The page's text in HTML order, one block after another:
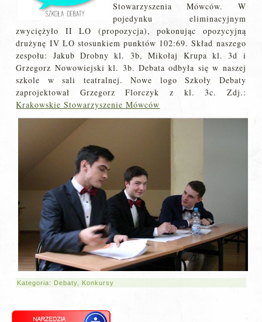
Stowarzyszenia Mówców. W
pojedynku eliminacyjnym
zwyciężyło II LO (propozycja), pokonując opozycyjną
drużynę IV LO stosunkiem punktów 102:69. Skład naszego
zespołu: Jakub Drobny kl. 3b, Mikołaj Krupa kl. 3d i
Grzegorz Nowowiejski kl. 3b. Debata odbyła się w naszej
szkole w sali teatralnej. Nowe logo Szkoły Debaty
zaprojektował Grzegorz Florczyk z kl. 3c. Zdj.:
Krakowskie Stowarzyszenie Mówców
Kategoria: Debaty Konkursy